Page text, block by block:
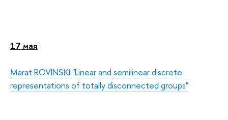
17 мая
Marat ROVINSKI "Linear and semilinear discrete
representations of totally disconnected groups"